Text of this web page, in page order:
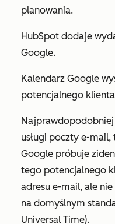
planowania.
HubSpot dodaje
Google.
Kalendarz Google
potencjalnego
usługi poczty e-
Google próbuje
tego potencjalnego
adresu e-mail, ale
na domyślnym
Universal Time).